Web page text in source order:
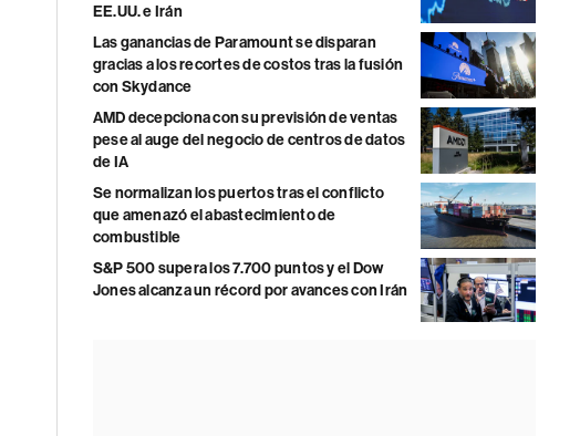
EE.UU. e Irán
Las ganancias de Paramount se disparan
gracias a los recortes de costos tras la fusión
con Skydance
AMD decepciona con su previsión de ventas
pese al auge del negocio de centros de datos
de IA
Se normalizan los puertos tras el conflicto
que amenazó el abastecimiento de
combustible
S&P 500 supera los 7.700 puntos y el Dow
Jones alcanza un récord por avances con Irán